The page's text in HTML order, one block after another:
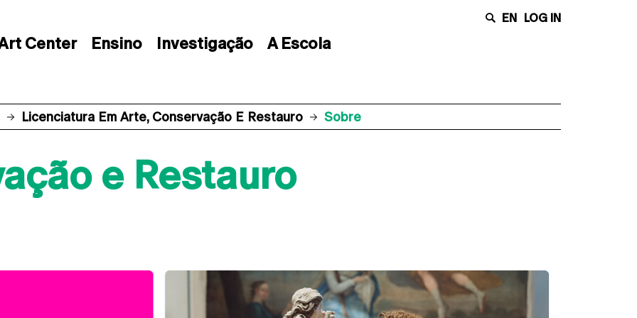
Center Ensino Investigação A Escola
EN LOG IN
Licenciatura Em Arte, Conservação E Restauro Sobre
e Restauro